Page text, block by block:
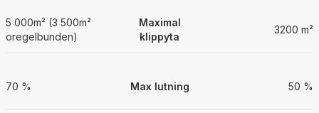
5 000m² (3 500m²
oregelbunden)
Maximal
klippyta
3200 m²
70 % Max lutning 50 %